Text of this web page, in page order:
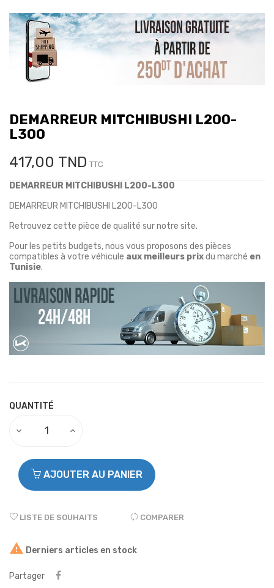
DEMARREUR MITCHIBUSHI L200-
L300
417,00 TND TTC
DEMARREUR MITCHIBUSHI L200-L300
DEMARREUR MITCHIBUSHI L200-L300
Retrouvez cette pièce de qualité sur notre site.
Pour les petits budgets, nous vous proposons des pièces
compatibles à votre véhicule aux meilleurs prixdu marché en
Tunisie.
QUANTITÉ
AJOUTER AU PANIER
LISTE DE SOUHAITS COMPARER
 Derniers articles en stock
Partager